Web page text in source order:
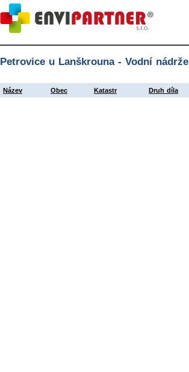
Petrovice u Lanškrouna - Vodní nádrže
Název Obec Katastr Druh díla